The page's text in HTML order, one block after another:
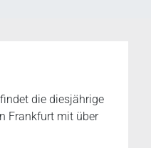
die diesjährige
Frankfurt mit über